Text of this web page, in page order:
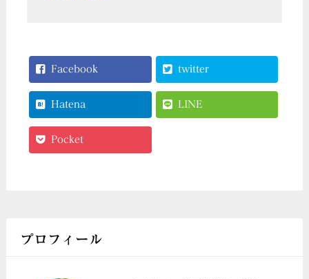
Facebook twitter
Hatena LINE
Pocket
プロフィール